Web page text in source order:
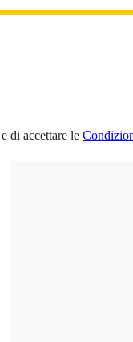
e di accettare le